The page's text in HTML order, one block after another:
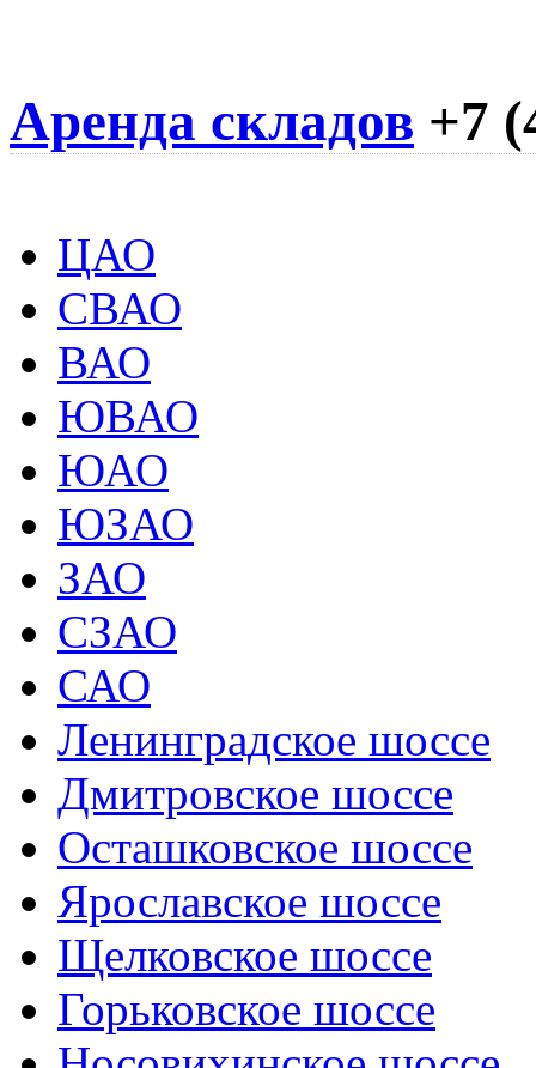
Аренда складов +7
ЦАО
СВАО
ВАО
ЮВАО
ЮАО
ЮЗАО
ЗАО
СЗАО
САО
Ленинградское шоссе
Дмитровское шоссе
Осташковское шоссе
Ярославское шоссе
Щелковское шоссе
Горьковское шоссе